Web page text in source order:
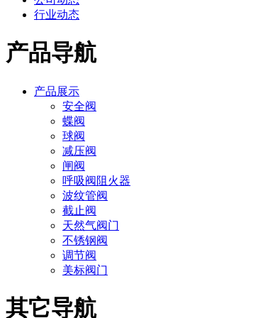
行业动态
产品导航
产品展示
安全阀
蝶阀
球阀
减压阀
闸阀
呼吸阀阻火器
波纹管阀
截止阀
天然气阀门
不锈钢阀
调节阀
美标阀门
其它导航